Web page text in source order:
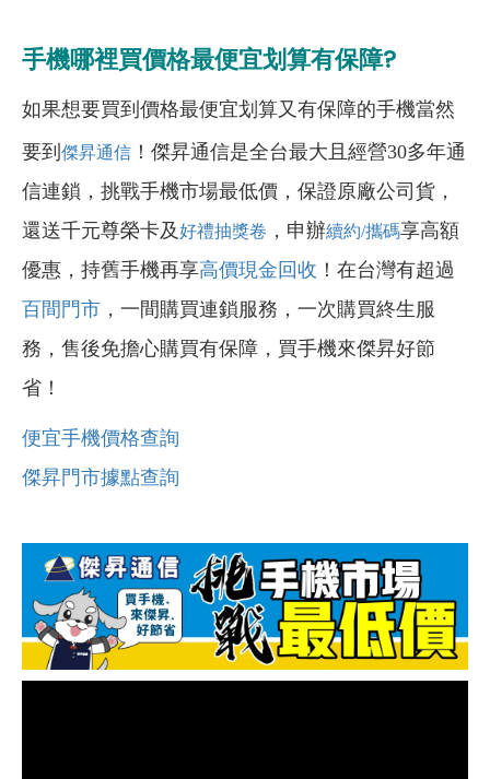
手機哪裡買價格最便宜划算有保障?
如果想要買到價格最便宜划算又有保障的手機當然
要到 傑昇通信 ！傑昇通信是全台最大且經營30多年通
信連鎖，挑戰手機市場最低價，保證原廠公司貨，
還送千元尊榮卡及好禮抽獎卷 ，申辦續約/攜碼享高額
優惠，持舊手機再享高價現金回收 ！在台灣有超過
百間門市 ，一間購買連鎖服務，一次購買終生服
務，售後免擔心購買有保障，買手機來傑昇好節
省！
便宜手機價格查詢
傑昇門市據點查詢